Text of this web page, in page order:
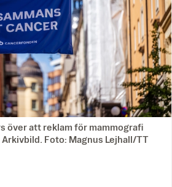
över att reklam för mammografi
Arkivbild. Foto: Magnus Lejhall/TT